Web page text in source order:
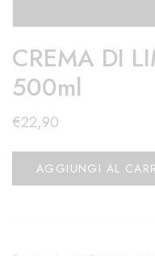
CREMA DI
500ml
€22,90
AGGIUNGI AL